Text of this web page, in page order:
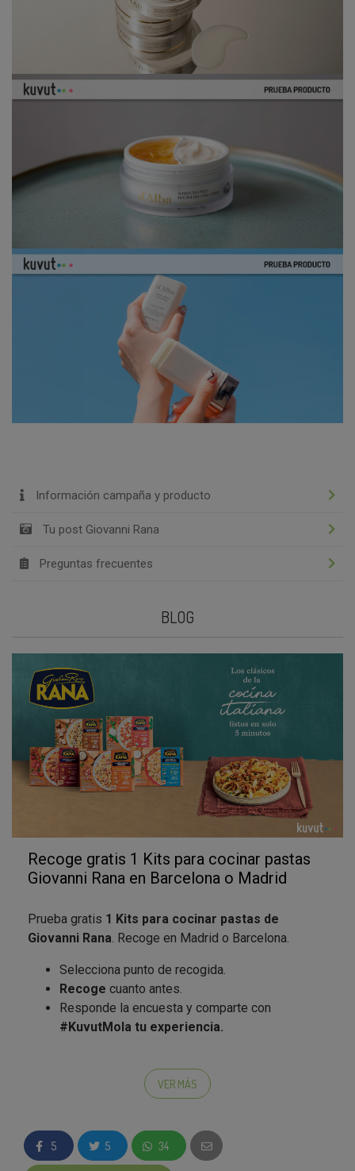
Información campaña y producto
Tu post Giovanni Rana
Preguntas frecuentes
BLOG
Recoge gratis 1 Kits para cocinar pastas
Giovanni Rana en Barcelona o Madrid
Prueba gratis 1 Kits para cocinar pastas de
Giovanni Rana. Recoge en Madrid o Barcelona.
Selecciona punto de recogida.
Recoge cuanto antes.
Responde la encuesta y comparte con
#KuvutMola tu experiencia.
Pastas Giovanni Rana
Promoción válida solo para 1 Kits de cocina de
Giovanni Rana.
VER MÁS
5 5 34